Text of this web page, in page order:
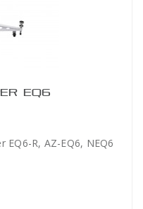
EQ6
EQ6-R, AZ-EQ6, NEQ6